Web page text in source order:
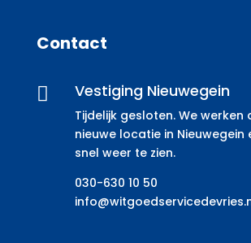
Contact
 Vestiging Nieuwegein
Tijdelijk gesloten. We werken
nieuwe locatie in Nieuwegein
snel weer te zien.
030-630 10 50